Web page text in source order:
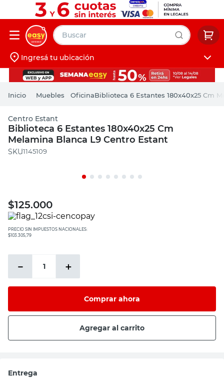
Buscar
Iniciá sesión
Ingresá tu ubicación
Muebles OficinaBiblioteca 6 Estantes 180x40x25 Cm
Centro Estant
Biblioteca 6 Estantes 180x40x25 Cm
Melamina Blanca L9 Centro Estant
:1145109
$125.000
PRECIO SIN IMPUESTOS NACIONALES:
$103.305,79
＋
－
Comprar ahora
Agregar al carrito
Entrega
muebles
pintura
escritorio
puertas
placard